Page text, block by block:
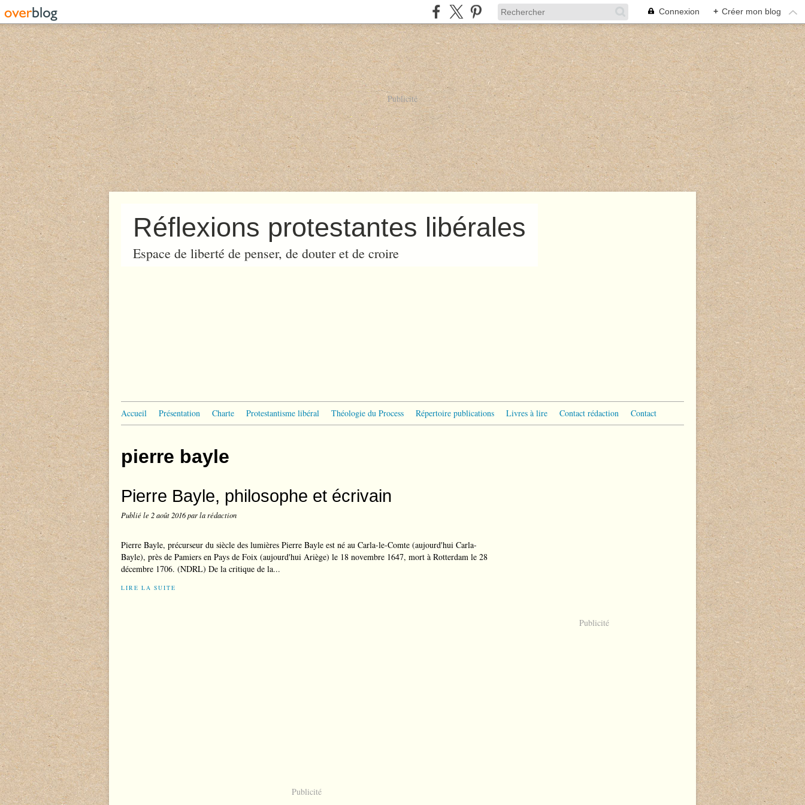
Connexion + Créer mon blog
Publicité
Réflexions protestantes libérales
Espace de liberté de penser, de douter et de croire
Accueil Présentation Charte Protestantisme libéral Théologie du Process Répertoire publications Livres à lire Contact rédaction Contact
pierre bayle
Pierre Bayle, philosophe et écrivain
Publié le 2 août 2016par la rédaction
Pierre Bayle, précurseur du siècle des lumières Pierre Bayle est né au Carla-le-Comte (aujourd'hui Carla-
Bayle), près de Pamiers en Pays de Foix (aujourd'hui Ariège) le 18 novembre 1647, mort à Rotterdam le 28
décembre 1706. (NDRL) De la critique de la...
LIRE LA SUITE
Publicité
Publicité